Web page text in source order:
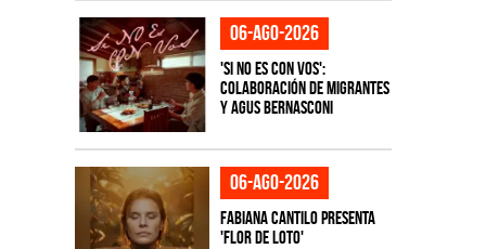
06-ago-2026
'Si No Es Con Vos':
colaboración de Migrantes
y Agus Bernasconi
06-ago-2026
Fabiana Cantilo presenta
'Flor de Loto'